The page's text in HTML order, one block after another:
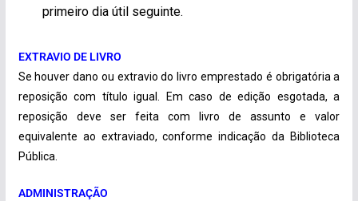
primeiro dia útil seguinte.
EXTRAVIO DE LIVRO
Se houver dano ou extravio do livro emprestado é obrigatória a
reposição com título igual. Em caso de edição esgotada, a
reposição deve ser feita com livro de assunto e valor
equivalente ao extraviado, conforme indicação da Biblioteca
Pública.
ADMINISTRAÇÃO